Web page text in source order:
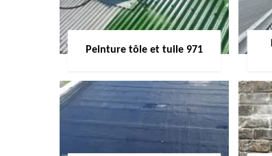
Peinture tôle et tuile 971